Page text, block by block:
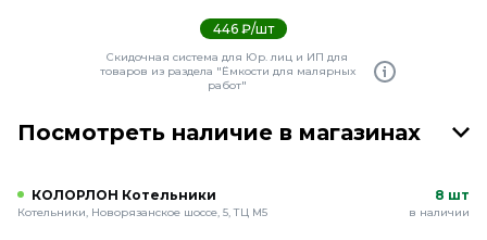
446 ₽/шт
Скидочная система для Юр. лиц и ИП для
товаров из раздела "Ёмкости для малярных
работ"
Посмотреть наличие в магазинах
КОЛОРЛОН Котельники
Котельники, Новорязанское шоссе, 5, ТЦ М5
8 шт
в наличии